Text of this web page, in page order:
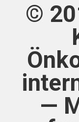
©
—